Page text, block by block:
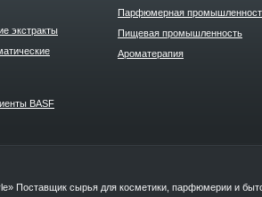
экстракты
BASF
Парфюмерная
Пищевая промышленность
Ароматерапия
Поставщик сырья для косметики, парфюмерии и